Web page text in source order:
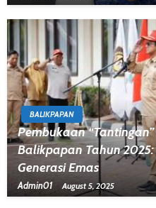
BALIKPAPAN
Pembukaan
Balikpapan Tahun
Generasi Emas
Admin01 August 5, 2025